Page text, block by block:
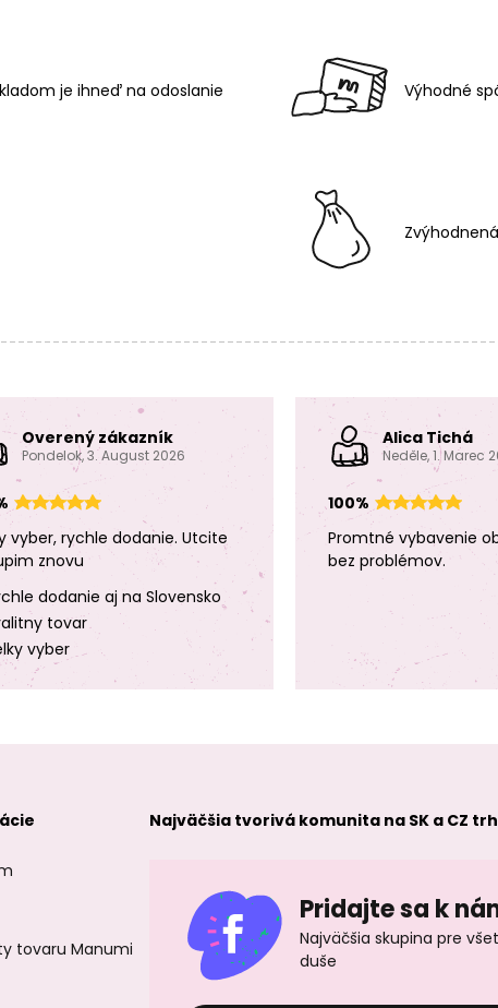
je ihneď na odoslanie Výhodné
Overený zákazník
Pondelok, 3. August 2026
vyber, rychle dodanie. Utcite
znovu
dodanie aj na Slovensko
tovar
vyber
Alica Tichá
Neděle, 1. Marec
100%
Promtné vybavenie
bez problémov.
tovaru Manumi
Najväčšia tvorivá komunita na SK a CZ
Pridajte sa k
Najväčšia skupina pre
duše